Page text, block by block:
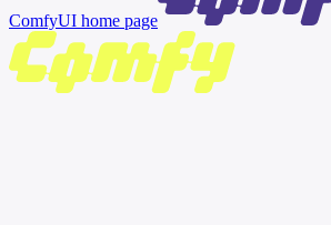
ComfyUI home page